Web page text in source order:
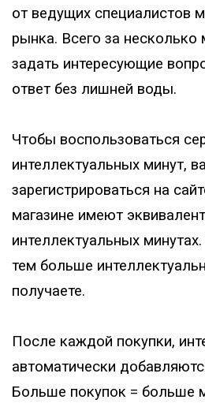
от ведущих специалистов
рынка. Всего за
задать интересующие
ответ без лишней воды.
Чтобы воспользоваться
интеллектуальных минут,
зарегистрироваться на
магазине имеют
интеллектуальных
тем больше
получаете.
После каждой покупки,
автоматически
Больше покупок = больше